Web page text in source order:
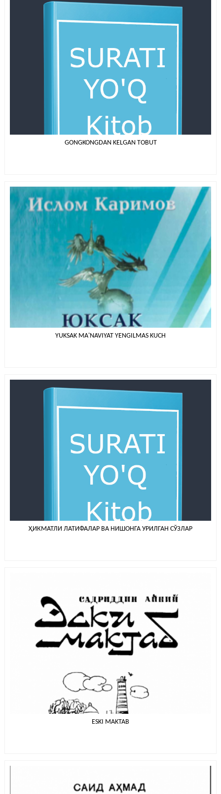
GONGKONGDAN KELGAN TOBUT
YUKSAK MA'NAVIYAT YENGILMAS KUCH
ҲИКМАТЛИ ЛАТИФАЛАР ВА НИШОНГА УРИЛГАН СЎЗЛАР
ESKI MAKTAB